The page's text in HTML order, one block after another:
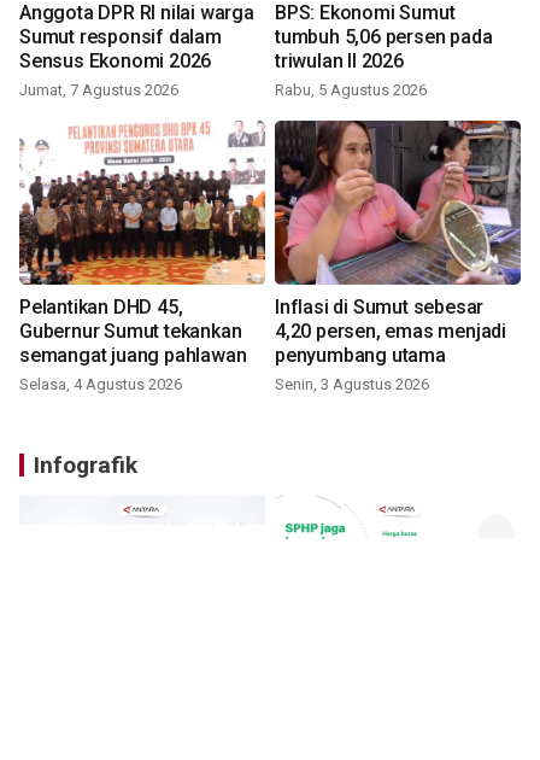
Anggota DPR RI nilai warga
Sumut responsif dalam
Sensus Ekonomi 2026
Jumat, 7 Agustus 2026
BPS: Ekonomi Sumut
tumbuh 5,06 persen pada
triwulan II 2026
Rabu, 5 Agustus 2026
Pelantikan DHD 45,
Gubernur Sumut tekankan
semangat juang pahlawan
Selasa, 4 Agustus 2026
Inflasi di Sumut sebesar
4,20 persen, emas menjadi
penyumbang utama
Senin, 3 Agustus 2026
Infografik